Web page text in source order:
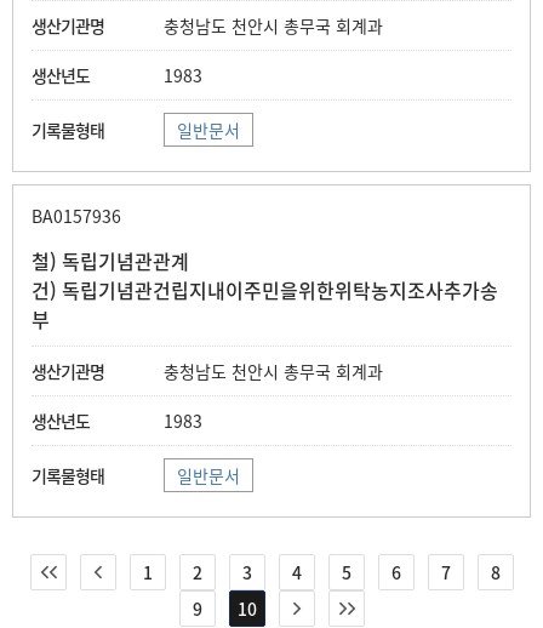
충청남도 천안시 총무국 회계과
1983
일반문서
BA0157936
철) 독립기념관관계
건) 독립기념관건립지내이주민을위한위탁농지조사추가송
부
충청남도 천안시 총무국 회계과
1983
일반문서
1 2 3 4 5 6 7
8
9
10